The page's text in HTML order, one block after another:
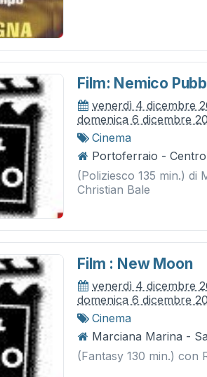
Film: Nemico
venerdì 4 dicembre
domenica 6 dicembre
Cinema
Portoferraio -
(Poliziesco 135 min.) di
Christian Bale
Film : New Moon
venerdì 4 dicembre
domenica 6 dicembre
Cinema
Marciana Marina -
(Fantasy 130 min.) con